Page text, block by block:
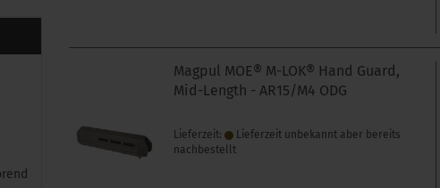
Magpul MOE® M-LOK® Hand Guard,
Mid-Length - AR15/M4 ODG
Lieferzeit:
Lieferzeit unbekannt aber bereits
nachbestellt